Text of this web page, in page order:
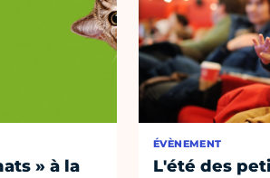
» à la
ÉVÈNEMENT
L'été des